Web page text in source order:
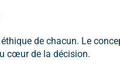
de chacun. Le
cœur de la décision.